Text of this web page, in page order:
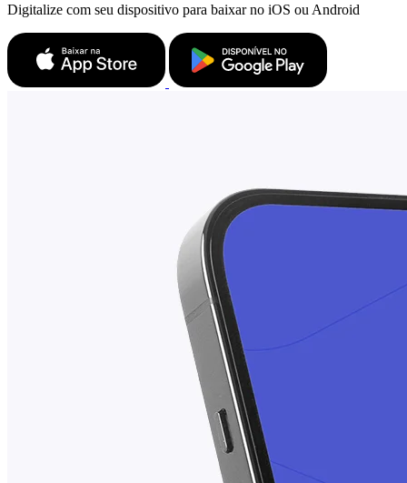
Digitalize com seu dispositivo para baixar no iOS ou Android